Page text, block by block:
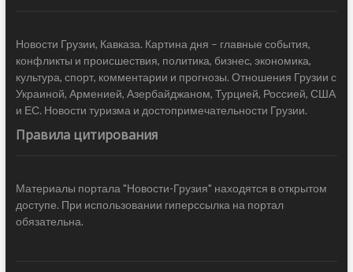
Новости Грузии, Кавказа. Картина дня – главные события,
конфликты и происшествия, политика, бизнес, экономика,
культура, спорт, комментарии и прогнозы. Отношения Грузии с
Украиной, Арменией, Азербайджаном, Турцией, Россией, США
и ЕС. Новости туризма и достопримечательности Грузии.
Правила цитирования
Материалы портала "Новости-Грузия" находятся в открытом
доступе. При использовании гиперссылка на портал
обязательна.